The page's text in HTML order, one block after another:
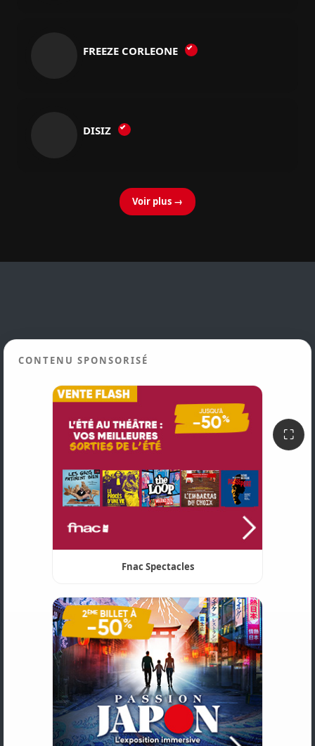
⛶
FREEZE CORLEONE
DISIZ
Voir plus →
CONTENU SPONSORISÉ
Fnac Spectacles